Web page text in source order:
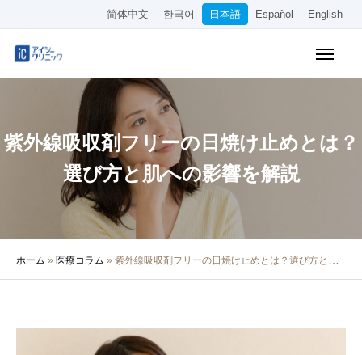
简体中文 한국어 日本語 Español English
紫外線吸収剤フリーの日焼け止めとは？
選び方と肌への影響を解説
ホーム » 医療コラム » 紫外線吸収剤フリーの日焼け止めとは？選び方と肌への影響を解説
アクセス
クリニック紹介
診療内容
院長・医師の紹介